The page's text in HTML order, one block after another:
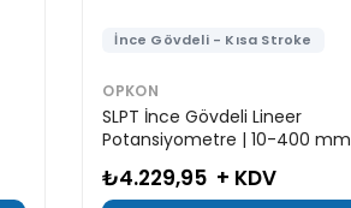
İnce Gövdeli - Kısa Stroke
OPKON
SLPT İnce Gövdeli Lineer
Potansiyometre | 10-400 mm
₺4.229,95 + KDV